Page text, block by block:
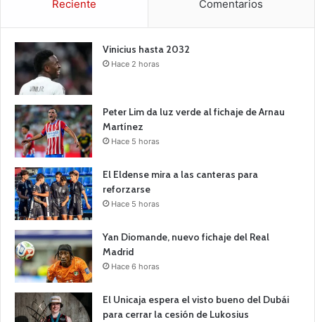
Reciente Comentarios
Vinicius hasta 2032
Hace 2 horas
Peter Lim da luz verde al fichaje de Arnau
Martínez
Hace 5 horas
El Eldense mira a las canteras para
reforzarse
Hace 5 horas
Yan Diomande, nuevo fichaje del Real
Madrid
Hace 6 horas
El Unicaja espera el visto bueno del Dubái
para cerrar la cesión de Lukosius